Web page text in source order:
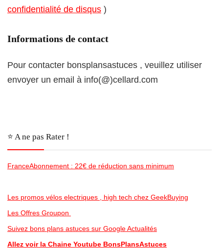
confidentialité de disqus )
Informations de contact
Pour contacter bonsplansastuces , veuillez utiliser
envoyer un email à info(@)cellard.com
⭐️ A ne pas Rater !
FranceAbonnement : 22€ de réduction sans minimum
Les promos vélos electriques , high tech chez GeekBuying
Les Offres Groupon
Suivez bons plans astuces sur Google Actualités
Allez voir la Chaine Youtube BonsPlansAstuces